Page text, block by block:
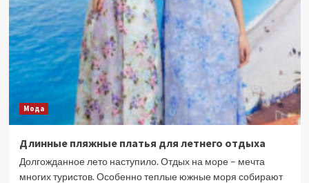
Мода
Длинные пляжные платья для летнего отдыха
Долгожданное лето наступило. Отдых на море – мечта
многих туристов. Особенно теплые южные моря собирают